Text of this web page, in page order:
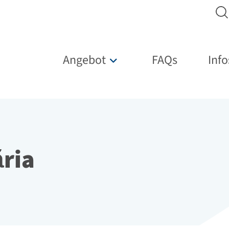
Hauptnavigation
Angebot Untermenü für „Angebot“
FAQs